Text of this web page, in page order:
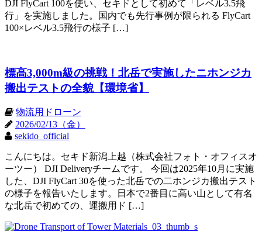
DJI FlyCart 100を使い、セキドとして初めて「レベル3.5飛
行」を実施しました。国内でも先行事例が限られる FlyCart
100×レベル3.5飛行の様子 […]
標高3,000m級の挑戦！北岳で実施したニホンジカ
搬出テストの全貌【環境省】
物流用ドローン
2026/02/13（金）
sekido_official
こんにちは。セキド新潟上越（株式会社フォト・オフィスオ
ーツー） DJI Deliveryチームです。 今回は2025年10月に実施
した、DJI FlyCart 30を使った北岳での二ホンジカ搬出テスト
の様子を報告いたします。日本で2番目に高い山として有名
な北岳で初めての、運搬用ド […]